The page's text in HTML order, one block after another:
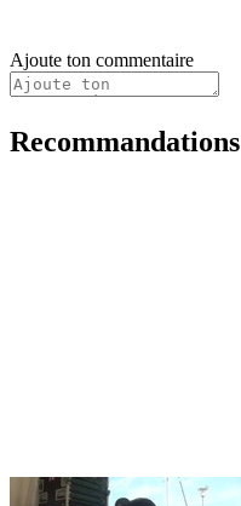
Ajoute ton commentaire
Recommandations